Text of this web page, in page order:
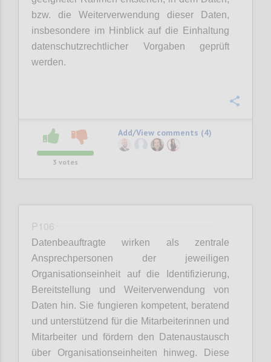
bzw. die Weiterverwendung dieser Daten,
insbesondere im Hinblick auf die Einhaltung
datenschutzrechtlicher Vorgaben geprüft
werden.
3 votes
Add/View comments (4)
P106
Datenbeauftragte wirken als zentrale
Ansprechpersonen der jeweiligen
Organisationseinheit auf die Identifizierung,
Bereitstellung und Weiterverwendung von
Daten hin. Sie fungieren kompetent, beratend
und unterstützend für die Mitarbeiterinnen und
Mitarbeiter und fördern den Datenaustausch
über Organisationseinheiten hinweg. Diese